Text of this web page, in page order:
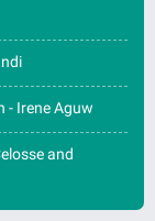
- Irene Aguw
and